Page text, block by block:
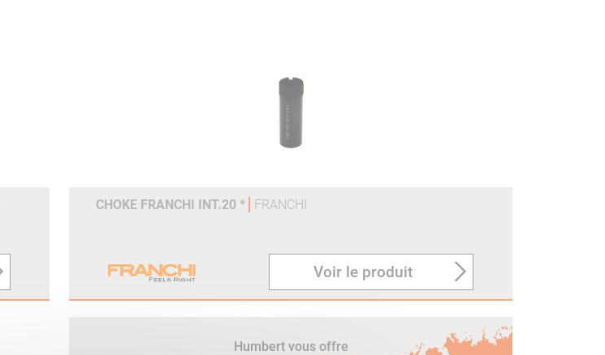
CHOKE FRANCHI INT.20 * FRANCHI
Voir le produit
Humbert vous offre